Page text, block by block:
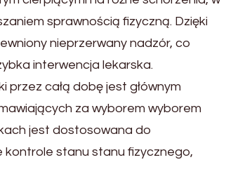
sprawnością fizyczną. Dzięki
nieprzerwany nadzór, co
interwencja lekarska.
przez całą dobę jest głównym
za wyborem wyborem
jest dostosowana do
stanu stanu fizycznego,